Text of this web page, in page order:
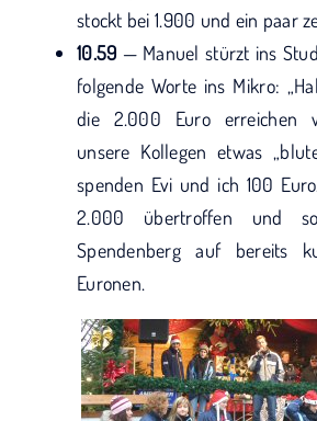
stockt bei 1.900 und ein paar
10.59 — Manuel stürzt ins
folgende Worte ins Mikro:
die 2.000 Euro erreichen
unsere Kollegen etwas
spenden Evi und ich 100
2.000 übertroffen und
Spendenberg auf bereits
Euronen.